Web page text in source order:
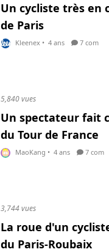
Un cycliste très en
de Paris
Kleenex • 4 ans 7 com
5,840 vues
Un spectateur fait
du Tour de France
MaoKang • 4 ans 7 com
3,744 vues
La roue d'un
du Paris-Roubaix